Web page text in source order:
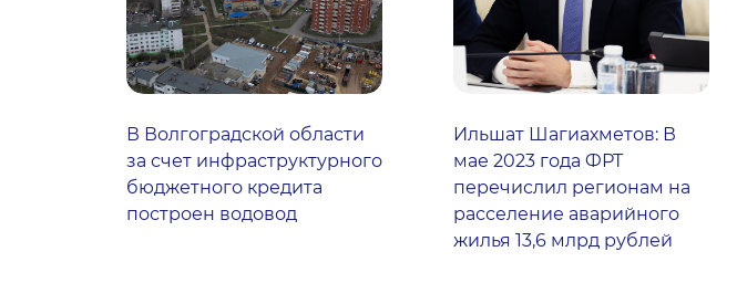
В Волгоградской области
за счет инфраструктурного
бюджетного кредита
построен водовод
Ильшат Шагиахметов: В
мае 2023 года ФРТ
перечислил регионам на
расселение аварийного
жилья 13,6 млрд рублей